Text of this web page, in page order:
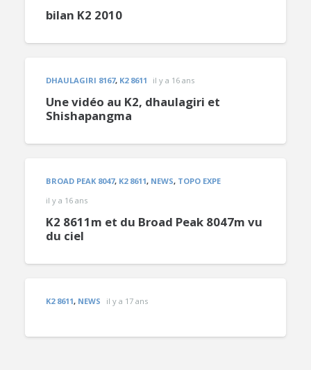
bilan K2 2010
DHAULAGIRI 8167, K2 8611 il y a 16 ans
Une vidéo au K2, dhaulagiri et
Shishapangma
BROAD PEAK 8047, K2 8611, NEWS, TOPO EXPE
il y a 16 ans
K2 8611m et du Broad Peak 8047m vu
du ciel
K2 8611, NEWS il y a 17 ans